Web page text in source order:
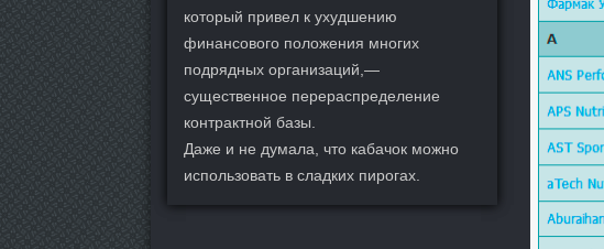
который привел к ухудшению
финансового положения многих
подрядных организаций,—
существенное перераспределение
контрактной базы.
Даже и не думала, что кабачок можно
использовать в сладких пирогах.